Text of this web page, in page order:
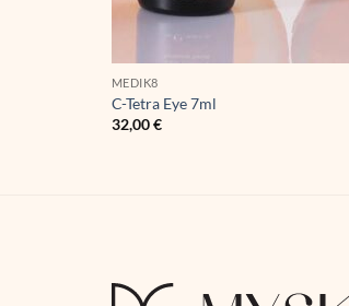
MEDIK8
C-Tetra Eye 7ml
32,00€